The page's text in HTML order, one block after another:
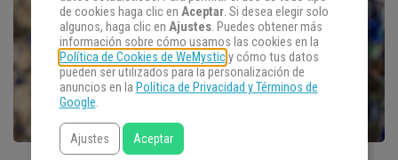
de cookies haga clic en Aceptar. Si desea elegir solo
algunos, haga clic en Ajustes. Puedes obtener más
información sobre cómo usamos las cookies en la
Política de Cookies de WeMysticy cómo tus datos
pueden ser utilizados para la personalización de
anuncios en la Política de Privacidad y Términos de
Google.
Ajustes Aceptar